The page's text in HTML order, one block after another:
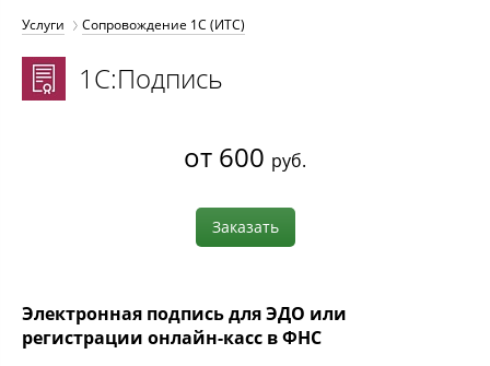
Услуги Сопровождение 1С (ИТС)
1С:Подпись
от 600 руб.
Заказать
Электронная подпись для ЭДО или
регистрации онлайн-касс в ФНС